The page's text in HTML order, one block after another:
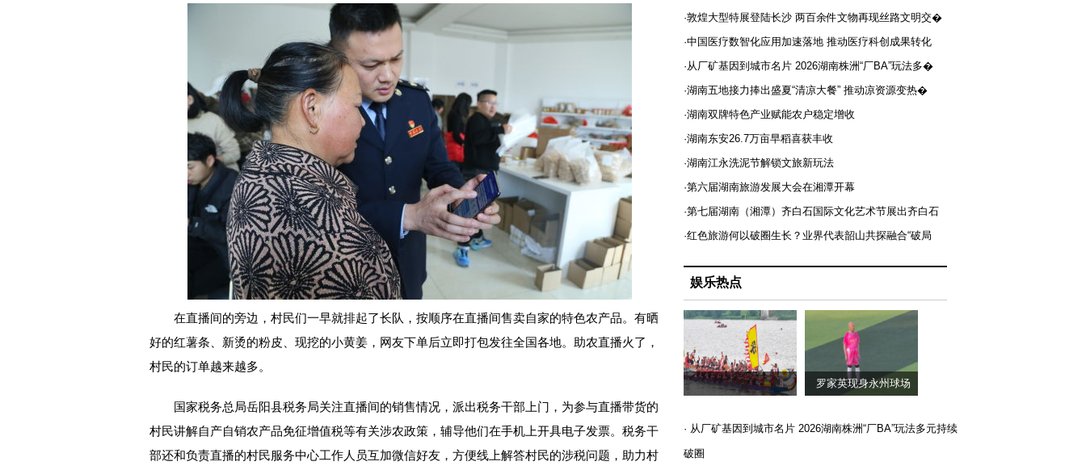
在直播间的旁边，村民们一早就排起了长队，按顺序在直播间售卖自家的特色农产品。有晒
好的红薯条、新烫的粉皮、现挖的小黄姜，网友下单后立即打包发往全国各地。助农直播火了，
村民的订单越来越多。
国家税务总局岳阳县税务局关注直播间的销售情况，派出税务干部上门，为参与直播带货的
村民讲解自产自销农产品免征增值税等有关涉农政策，辅导他们在手机上开具电子发票。税务干
部还和负责直播的村民服务中心工作人员互加微信好友，方便线上解答村民的涉税问题，助力村
·敦煌大型特展登陆长沙 两百余件文物再现丝路文明交�
·中国医疗数智化应用加速落地 推动医疗科创成果转化
·从厂矿基因到城市名片 2026湖南株洲“厂BA”玩法多�
·湖南五地接力捧出盛夏“清凉大餐” 推动凉资源变热�
·湖南双牌特色产业赋能农户稳定增收
·湖南东安26.7万亩早稻喜获丰收
·湖南江永洗泥节解锁文旅新玩法
·第六届湖南旅游发展大会在湘潭开幕
·第七届湖南（湘潭）齐白石国际文化艺术节展出齐白石
·红色旅游何以破圈生长？业界代表韶山共探融合“破局
娱乐热点
罗家英现身永州球场
· 从厂矿基因到城市名片 2026湖南株洲“厂BA”玩法多元持续
破圈